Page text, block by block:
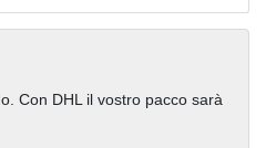
Con DHL il vostro pacco sarà